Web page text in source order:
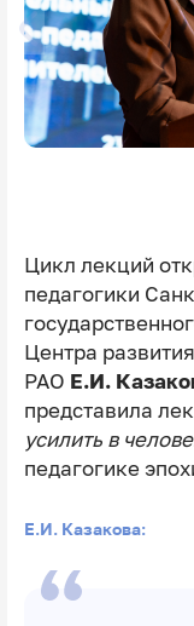
Цикл лекций
педагогики
Центра
РАО Е.И.
представила
усилить в
педагогике
Е.И. Казакова: